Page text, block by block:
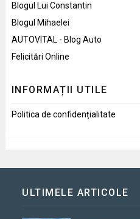
Blogul Lui Constantin
Blogul Mihaelei
AUTOVITAL - Blog Auto
Felicitări Online
INFORMAȚII UTILE
Politica de confidențialitate
ULTIMELE ARTICOLE